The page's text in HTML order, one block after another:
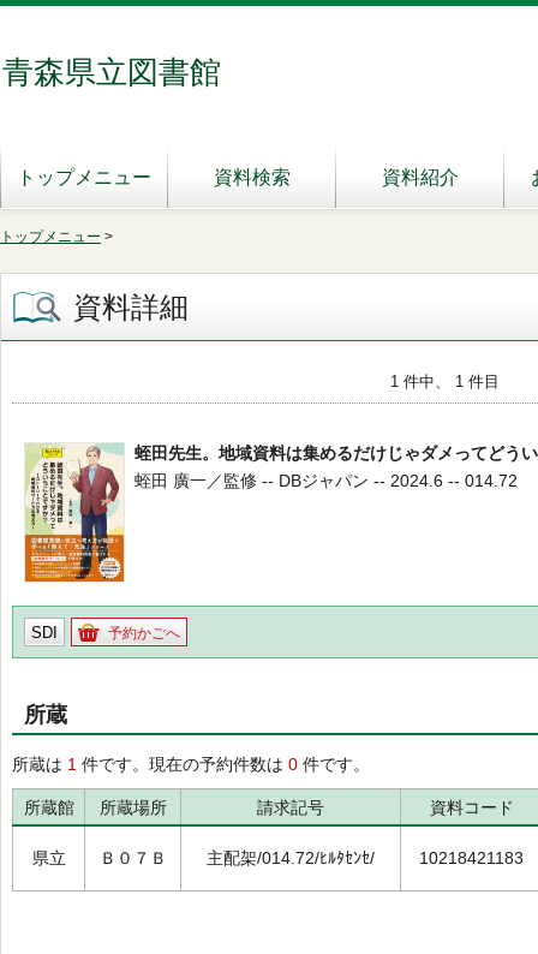
青森県立図書館
トップメニュー 資料検索 資料紹介
トップメニュー >
資料詳細
1 件中、 1 件目
蛭田先生。地域資料は集めるだけじゃダメってどう
蛭田 廣一／監修 -- DBジャパン -- 2024.6 -- 014.72
SDI 予約かごへ
所蔵
所蔵は 1 件です。現在の予約件数は 0 件です。
所蔵館 所蔵場所 請求記号 資料コード
県立 Ｂ０７Ｂ 主配架/014.72/ﾋﾙﾀｾﾝｾ/ 10218421183